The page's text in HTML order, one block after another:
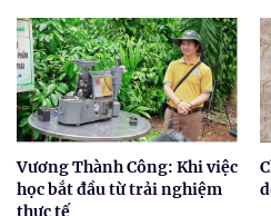
Vương Thành Công: Khi việc
học bắt đầu từ trải nghiệm
thực tế